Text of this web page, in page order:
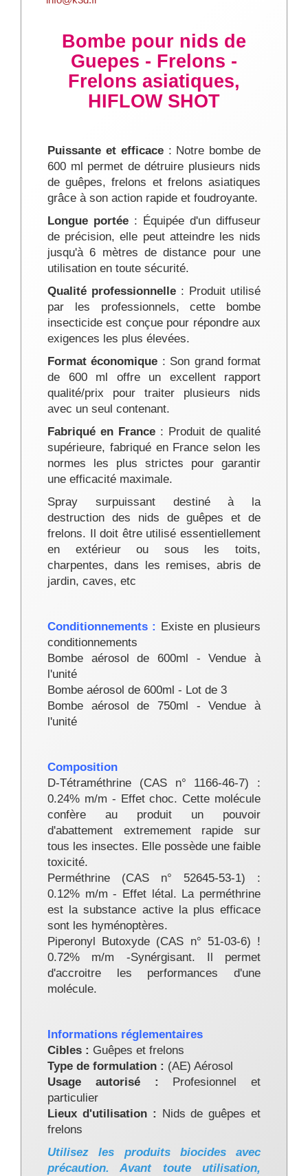
Bombe pour nids de
Guepes - Frelons -
Frelons asiatiques,
HIFLOW SHOT
Puissante et efficace : Notre bombe de
600 ml permet de détruire plusieurs nids
de guêpes, frelons et frelons asiatiques
grâce à son action rapide et foudroyante.
Longue portée : Équipée d'un diffuseur
de précision, elle peut atteindre les nids
jusqu'à 6 mètres de distance pour une
utilisation en toute sécurité.
Qualité professionnelle : Produit utilisé
par les professionnels, cette bombe
insecticide est conçue pour répondre aux
exigences les plus élevées.
Format économique : Son grand format
de 600 ml offre un excellent rapport
qualité/prix pour traiter plusieurs nids
avec un seul contenant.
Fabriqué en France : Produit de qualité
supérieure, fabriqué en France selon les
normes les plus strictes pour garantir
une efficacité maximale.
Spray surpuissant destiné à la
destruction des nids de guêpes et de
frelons. Il doit être utilisé essentiellement
en extérieur ou sous les toits,
charpentes, dans les remises, abris de
jardin, caves, etc
Conditionnements :
Existe en plusieurs
conditionnements
Bombe aérosol de 600ml - Vendue à
l'unité
Bombe aérosol de 600ml - Lot de 3
Bombe aérosol de 750ml - Vendue à
l'unité
Composition
D-Tétraméthrine (CAS n° 1166-46-7) :
0.24% m/m - Effet choc. Cette molécule
confère au produit un pouvoir
d'abattement extremement rapide sur
tous les insectes. Elle possède une faible
toxicité.
Perméthrine (CAS n° 52645-53-1) :
0.12% m/m - Effet létal. La perméthrine
est la substance active la plus efficace
sont les hyménoptères.
Piperonyl Butoxyde (CAS n° 51-03-6) !
0.72% m/m -Synérgisant. Il permet
d'accroitre les performances d'une
molécule.
Informations réglementaires
Cibles : Guêpes et frelons
Type de formulation : (AE) Aérosol
Usage autorisé : Profesionnel et
particulier
Lieux d'utilisation : Nids de guêpes et
frelons
Utilisez les produits biocides avec
précaution. Avant toute utilisation,